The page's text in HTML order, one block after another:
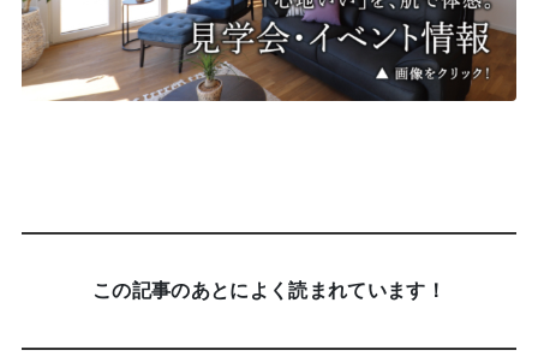
この記事のあとによく読まれています！